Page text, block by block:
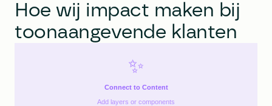
Hoe wij impact maken bij
toonaangevende klanten
✨
Connect to Content
Add layers or components